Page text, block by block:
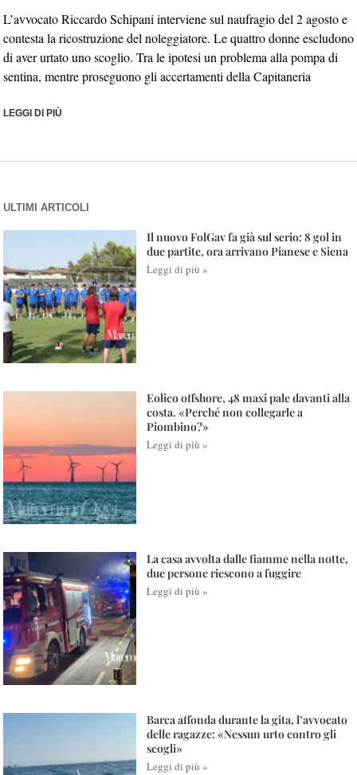
L’avvocato Riccardo Schipani interviene sul naufragio del 2 agosto e
contesta la ricostruzione del noleggiatore. Le quattro donne escludono
di aver urtato uno scoglio. Tra le ipotesi un problema alla pompa di
sentina, mentre proseguono gli accertamenti della Capitaneria
LEGGI DI PIÙ
ULTIMI ARTICOLI
Il nuovo FolGav fa già sul serio: 8 gol in
due partite, ora arrivano Pianese e Siena
Leggi di più »
Eolico offshore, 48 maxi pale davanti alla
costa. «Perché non collegarle a
Piombino?»
Leggi di più »
La casa avvolta dalle fiamme nella notte,
due persone riescono a fuggire
Leggi di più »
Barca affonda durante la gita, l’avvocato
delle ragazze: «Nessun urto contro gli
scogli»
Leggi di più »